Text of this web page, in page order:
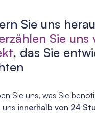
Sie uns
Sie uns
, das Sie
Sie uns, was Sie
uns innerhalb von 24